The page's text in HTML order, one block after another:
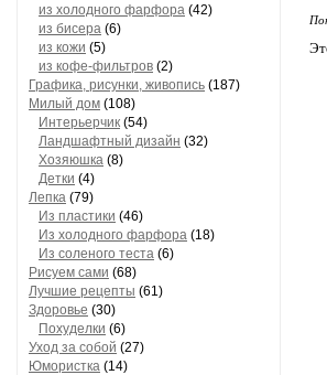
из холодного фарфора (42)
из бисера (6)
из кожи (5)
из кофе-фильтров (2)
Графика, рисунки, живопись (187)
Милый дом (108)
Интерьерчик (54)
Ландшафтный дизайн (32)
Хозяюшка (8)
Детки (4)
Лепка (79)
Из пластики (46)
Из холодного фарфора (18)
Из соленого теста (6)
Рисуем сами (68)
Лучшие рецепты (61)
Здоровье (30)
Похуделки (6)
Уход за собой (27)
Юмористка (14)